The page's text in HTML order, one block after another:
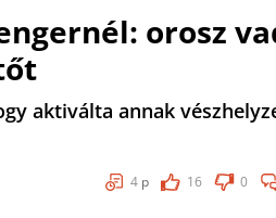
orosz
aktiválta annak
4 p 16 0